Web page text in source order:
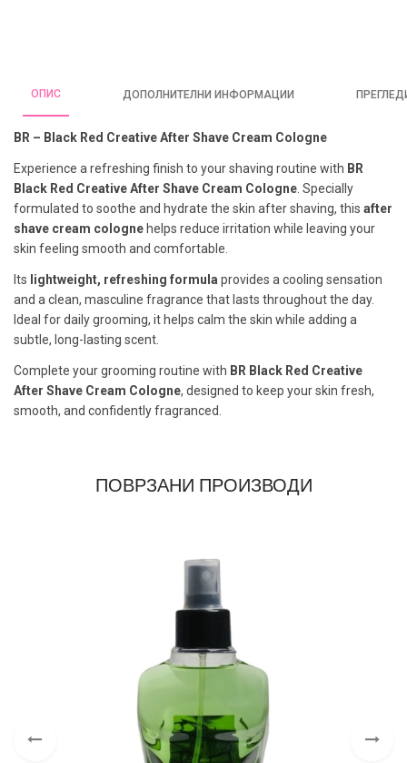
ОПИС ДОПОЛНИТЕЛНИ ИНФОРМАЦИИ
BR – Black Red Creative After Shave Cream Cologne
Experience a refreshing finish to your shaving routine with BR
Black Red Creative After Shave Cream Cologne . Specially
formulated to soothe and hydrate the skin after shaving, this after
shave cream cologne helps reduce irritation while leaving your
skin feeling smooth and comfortable.
Its lightweight, refreshing formula provides a cooling sensation
and a clean, masculine fragrance that lasts throughout the day.
Ideal for daily grooming, it helps calm the skin while adding a
subtle, long-lasting scent.
Complete your grooming routine with BR Black Red Creative
After Shave Cream Cologne, designed to keep your skin fresh,
smooth, and confidently fragranced.
ПОВРЗАНИ ПРОИЗВОДИ